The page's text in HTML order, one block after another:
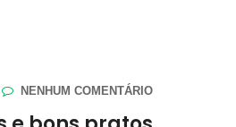
NENHUM COMENTÁRIO